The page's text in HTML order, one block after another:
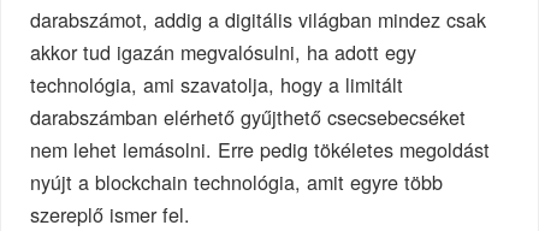
darabszámot, addig a digitális világban mindez csak
akkor tud igazán megvalósulni, ha adott egy
technológia, ami szavatolja, hogy a limitált
darabszámban elérhető gyűjthető csecsebecséket
nem lehet lemásolni. Erre pedig tökéletes megoldást
nyújt a blockchain technológia, amit egyre több
szereplő ismer fel.